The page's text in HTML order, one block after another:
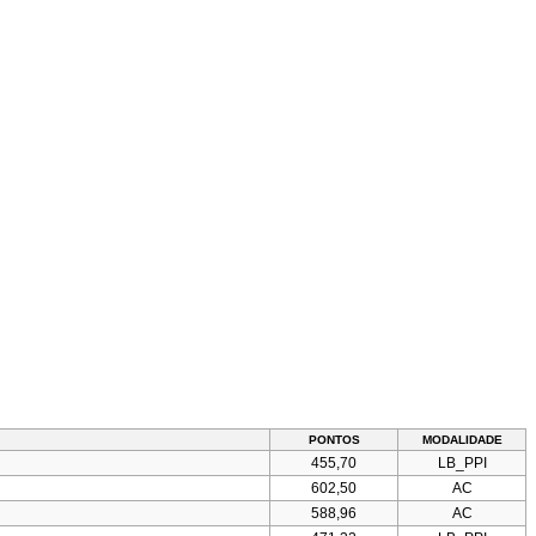
PONTOS MODALIDADE
455,70
LB_PPI
602,50
AC
588,96
AC